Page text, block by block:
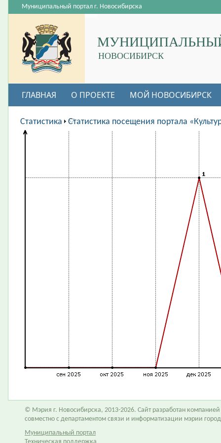
НОВОСИБИРСК
Муниципальный портал г. Новосибирска
ГЛАВНАЯ О ПРОЕКТЕ МОЙ НОВОСИБИРСК
ВАКАНСИИ
Статистика Статистика посещения портала
© Мэрия г. Новосибирска, 2013-2026. Сайт разработан компанией
совместно с департаментом связи и информатизации мэрии
Муниципальный портал